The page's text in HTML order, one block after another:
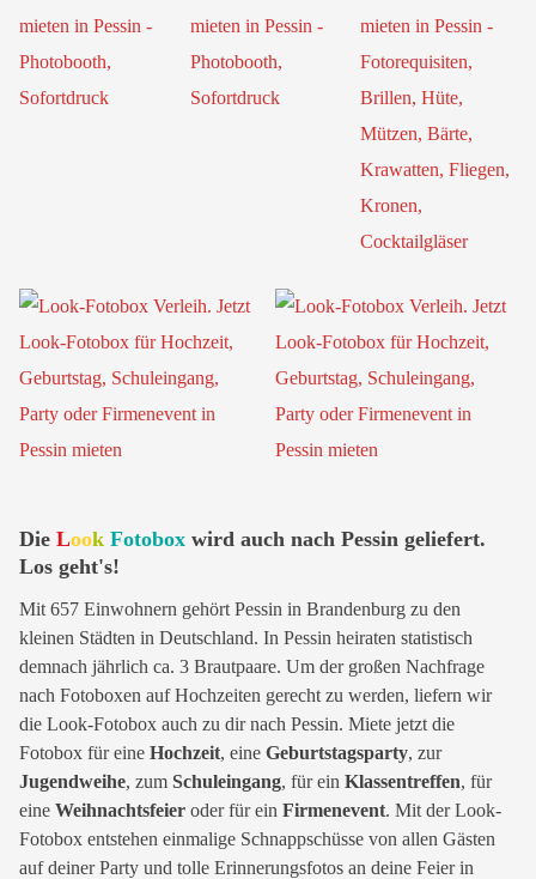
Die Look Fotobox wird auch nach Pessin geliefert.
Los geht's!
Mit 657 Einwohnern gehört Pessin in Brandenburg zu den
kleinen Städten in Deutschland. In Pessin heiraten statistisch
demnach jährlich ca. 3 Brautpaare. Um der großen Nachfrage
nach Fotoboxen auf Hochzeiten gerecht zu werden, liefern wir
die Look-Fotobox auch zu dir nach Pessin. Miete jetzt die
Fotobox für eine Hochzeit, eine Geburtstagsparty, zur
Jugendweihe, zum Schuleingang, für ein Klassentreffen, für
eine Weihnachtsfeier oder für ein Firmenevent. Mit der Look-
Fotobox entstehen einmalige Schnappschüsse von allen Gästen
auf deiner Party und tolle Erinnerungsfotos an deine Feier in